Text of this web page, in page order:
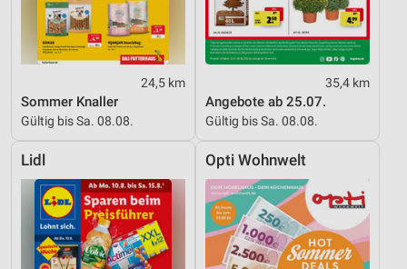
24,5 km
Sommer Knaller
Gültig bis Sa. 08.08.
35,4 km
Angebote ab 25.07.
Gültig bis Sa. 08.08.
Lidl Opti Wohnwelt